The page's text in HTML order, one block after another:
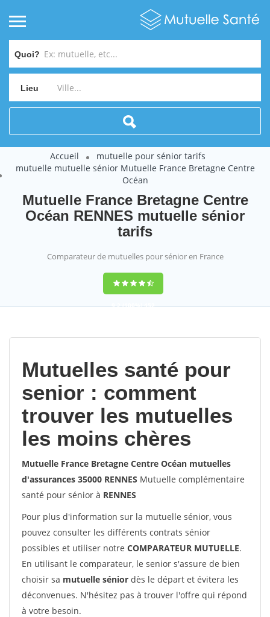
Quoi?
Lieu
Accueil
mutuelle pour sénior tarifs
mutuelle mutuelle sénior Mutuelle France Bretagne Centre
Océan
Mutuelle France Bretagne Centre
Océan RENNES mutuelle sénior
tarifs
Comparateur de mutuelles pour sénior en France
9,2(100%)452
Mutuelles santé pour
senior : comment
trouver les mutuelles
les moins chères
Mutuelle France Bretagne Centre Océan mutuelles
d'assurances 35000 RENNES Mutuelle complémentaire
santé pour sénior à RENNES
Pour plus d'information sur la mutuelle sénior, vous
pouvez consulter les différents contrats sénior
possibles et utiliser notre COMPARATEUR MUTUELLE.
En utilisant le comparateur, le senior s'assure de bien
choisir sa mutuelle sénior dès le départ et évitera les
déconvenues. N'hésitez pas à trouver l'offre qui répond
à votre besoin.